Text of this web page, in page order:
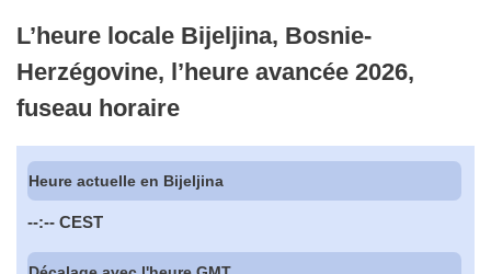
L’heure locale Bijeljina, Bosnie-
Herzégovine, l’heure avancée 2026,
fuseau horaire
Heure actuelle en Bijeljina
--:-- CEST